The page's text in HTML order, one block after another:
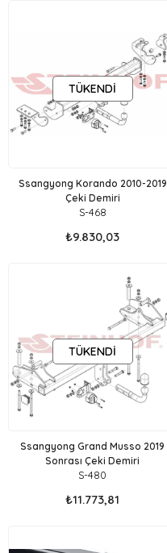
TÜKENDI
Ssangyong Korando 2010-2019
Çeki Demiri
S-468
₺9.830,03
TÜKENDI
Ssangyong Grand Musso 2019
Sonrası Çeki Demiri
S-480
₺11.773,81